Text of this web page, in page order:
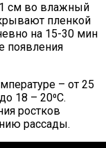
1 см во влажный
пленкой
на 15-30 мин
появления
– от 25
18 – 20⁰С.
ростков
рассады.